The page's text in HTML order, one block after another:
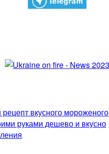
вкусного мороженого
руками дешево и вкусно